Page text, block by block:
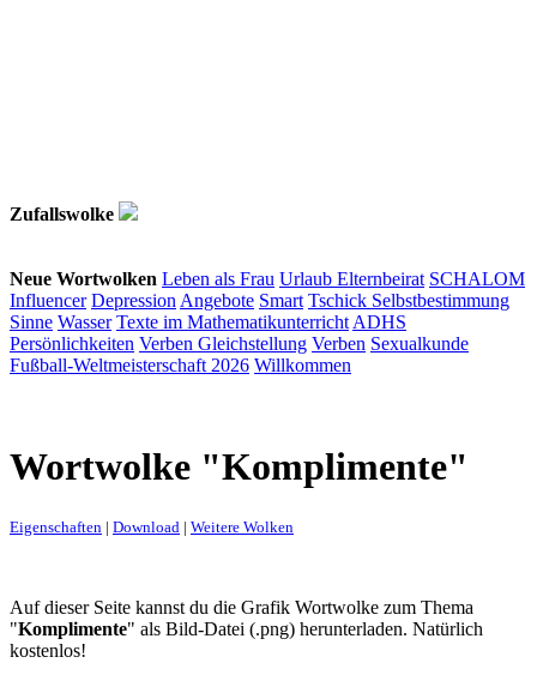
Zufallswolke
Neue Wortwolken Leben als Frau Urlaub Elternbeirat SCHALOM
Influencer Depression Angebote Smart Tschick Selbstbestimmung
Sinne Wasser Texte im Mathematikunterricht ADHS
Persönlichkeiten Verben Gleichstellung Verben Sexualkunde
Fußball-Weltmeisterschaft 2026 Willkommen
Wortwolke "Komplimente"
Eigenschaften | Download | Weitere Wolken
Auf dieser Seite kannst du die Grafik Wortwolke zum Thema
"Komplimente" als Bild-Datei (.png) herunterladen. Natürlich
kostenlos!